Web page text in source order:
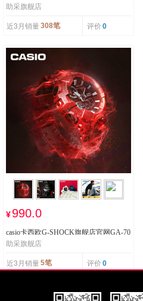
银手链597242CZ气质时尚简约女
助采旗舰店
近3月销量308笔 评价 0
¥990.0
casio卡西欧G-SHOCK旗舰店官网GA-70
0运动男士电子手表男表gshock
助采旗舰店
近3月销量5笔 评价 0